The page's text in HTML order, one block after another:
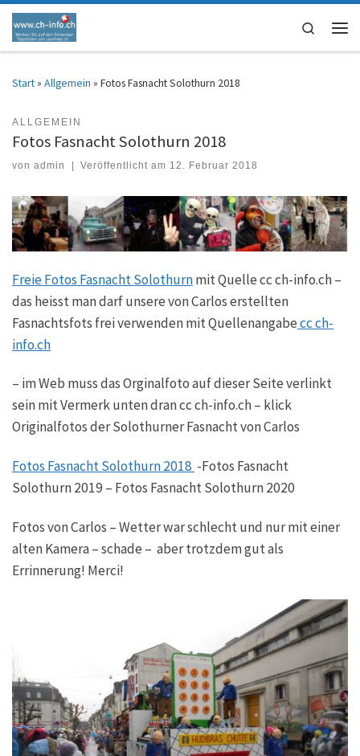
Zum Inhalt springen
Search
Start» Allgemein » Fotos Fasnacht Solothurn 2018
ALLGEMEIN
Fotos Fasnacht Solothurn 2018
von admin Veröffentlicht am 12. Februar 2018
Freie Fotos Fasnacht Solothurnmit Quelle cc ch-info.ch –
das heisst man darf unsere von Carlos erstellten
Fasnachtsfots frei verwenden mit Quellenangabecc ch-
info.ch
– im Web muss das Orginalfoto auf dieser Seite verlinkt
sein mit Vermerk unten dran cc ch-info.ch – klick
Originalfotos der Solothurner Fasnacht von Carlos
Fotos Fasnacht Solothurn 2018 -Fotos Fasnacht
Solothurn 2019 – Fotos Fasnacht Solothurn 2020
Fotos von Carlos – Wetter war schlecht und nur mit einer
alten Kamera – schade – aber trotzdem gut als
Errinnerung! Merci!